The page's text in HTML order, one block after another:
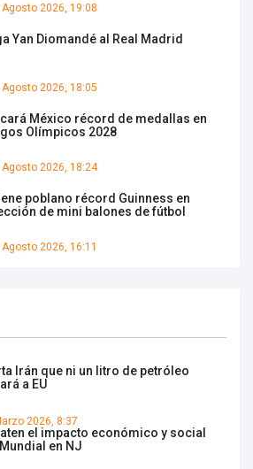
Agosto 2026, 19:08
Yan Diomandé al Real Madrid
Agosto 2026, 18:05
México récord de medallas en
Olímpicos 2028
Agosto 2026, 18:24
poblano récord Guinness en
de mini balones de fútbol
Agosto 2026, 16:11
Irán que ni un litro de petróleo
a EU
2026, 8:37
el impacto económico y social
en NJ